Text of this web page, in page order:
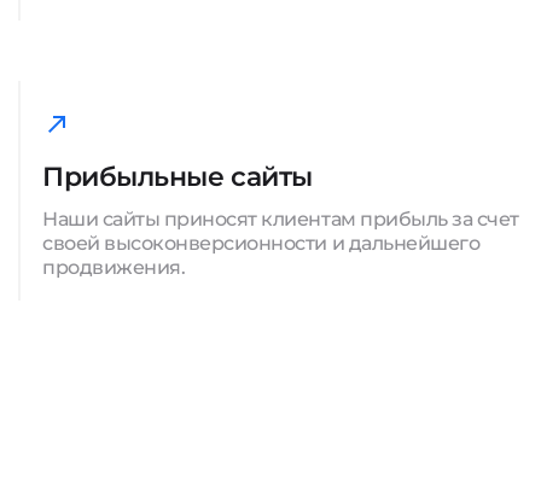
Прибыльные сайты
Наши сайты приносят клиентам прибыль за счет
своей высоконверсионности и дальнейшего
продвижения.